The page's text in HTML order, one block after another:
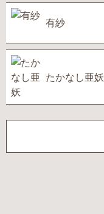
有紗
たかなし亜妖